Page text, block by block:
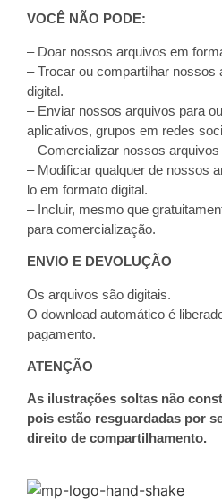
VOCÊ NÃO PODE:
– Doar nossos arquivos em
– Trocar ou compartilhar nossos
digital.
– Enviar nossos arquivos para
aplicativos, grupos em redes
– Comercializar nossos
– Modificar qualquer de nossos
lo em formato digital.
– Incluir, mesmo que
para comercialização.
ENVIO E DEVOLUÇÃO
Os arquivos são digitais.
O download automático é
pagamento.
ATENÇÃO
As ilustrações soltas não
pois estão resguardadas por
direito de compartilhamento.